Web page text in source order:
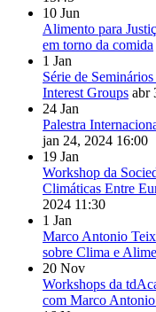
10 Jun
Alimento para
em torno da comida
1 Jan
Série de
Interest Groups abr
24 Jan
Palestra
jan 24, 2024 16:00
19 Jan
Workshop da
Climáticas Entre
2024 11:30
1 Jan
Marco Antonio
sobre Clima e
20 Nov
Workshops da
com Marco